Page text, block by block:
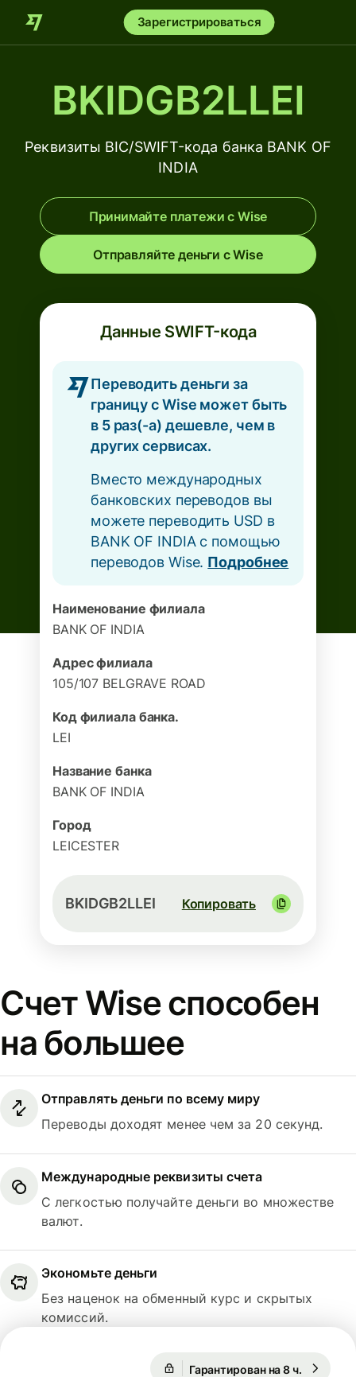
Зарегистрироваться
BKIDGB2LLEI
Реквизиты BIC/SWIFT-кода банка BANK OF
INDIA
Принимайте платежи с Wise
Отправляйте деньги с Wise
Данные SWIFT-кода
Переводить деньги за
границу с Wise может быть
в 5 раз(-а) дешевле, чем в
других сервисах.
Вместо международных
банковских переводов вы
можете переводить USD в
BANK OF INDIA с помощью
переводов Wise. Подробнее
Наименование филиала
BANK OF INDIA
Адрес филиала
105/107 BELGRAVE ROAD
Код филиала банка.
LEI
Название банка
BANK OF INDIA
Город
LEICESTER
BKIDGB2LLEI Копировать
Счет Wise способен
на большее
Отправлять деньги по всему миру
Переводы доходят менее чем за 20 секунд.
Международные реквизиты счета
С легкостью получайте деньги во множестве
валют.
Экономьте деньги
Без наценок на обменный курс и скрытых
комиссий.
Гарантирован на 8 ч.